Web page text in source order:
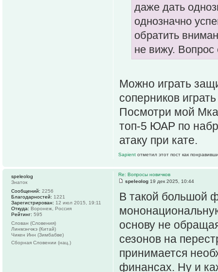
даже дать
однозначно
обратить
не вижу. Вопрос
Можно играть
соперников
Посмотри мой
топ-5 ЮАР по
атаку при кате.
Sapient отметил этот пост как
Re: Вопросы новичков
speleolog 19 дек 2025, 10:44
В такой большой
основу не
сезонов на
принимается
финансах. Ну и
speleolog
Знаток
Сообщений: 2256
Благодарностей: 1221
Зарегистрирован: 12 июл 2015, 19:11
Откуда: Воронеж, Россия
Рейтинг: 595
Слован (Словения)
Линмэнчжэ (Китай)
Чикен Инн (Зимбабве)
Сборная Словении (нац.)